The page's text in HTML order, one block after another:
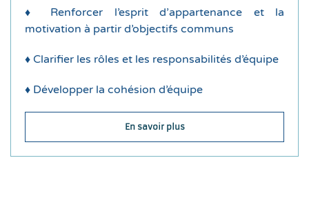
♦ Renforcer l’esprit d’appartenance et la
motivation à partir d’objectifs communs
♦ Clarifier les rôles et les responsabilités d’équipe
♦ Développer la cohésion d’équipe
En savoir plus
Déroulement de la formation
Durée de la formation : 1 jour
Chacun apprend à se connaître grâce au test
du DISC et à une analyse SWOT personnelle